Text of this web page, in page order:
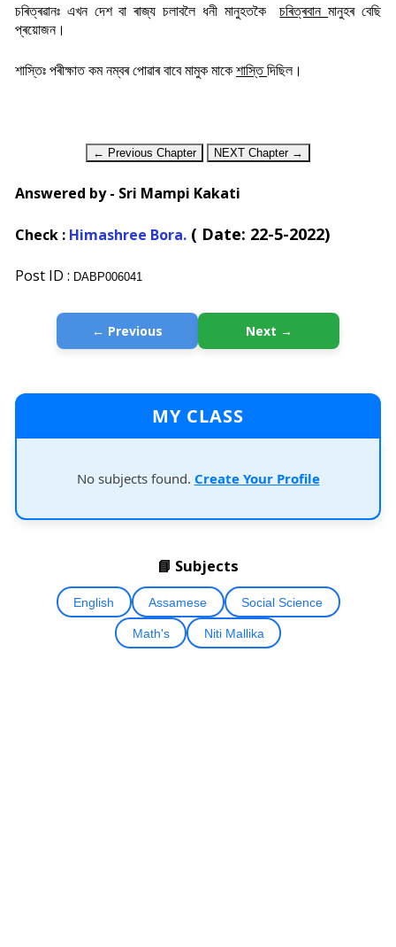
চৰিত্ৰৱানঃ এখন দেশ বা ৰাজ্য চলাবলৈ ধনী মানুহতকৈচৰিত্ৰবানমানুহৰ বেছি
প্ৰয়োজন।
শাস্তিঃ পৰীক্ষাত কম নম্বৰ পোৱাৰ বাবে মামুক মাকেশাস্তিদিছিল।
← Previous Chapter NEXT Chapter →
Answered by - Sri Mampi Kakati
Check : Himashree Bora. ( Date: 22-5-2022)
Post ID : DABP006041
← Previous Next →
MY CLASS
No subjects found. Create Your Profile
📘 Subjects
English Assamese Social Science
Math's Niti Mallika